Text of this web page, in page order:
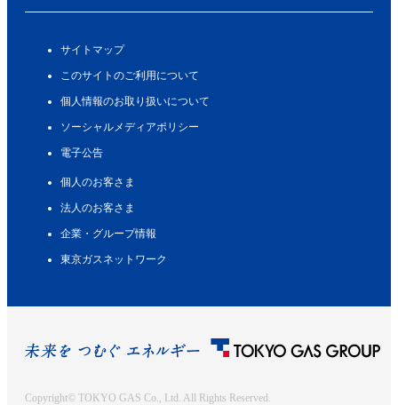
サイトマップ
このサイトのご利用について
個人情報のお取り扱いについて
ソーシャルメディアポリシー
電子公告
個人のお客さま
法人のお客さま
企業・グループ情報
東京ガスネットワーク
Copyright© TOKYO GAS Co., Ltd. All Rights Reserved.